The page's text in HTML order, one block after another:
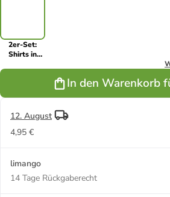
2er-Set:
Shirts in
In den Warenkorb
12. August
4,95 €
limango
14 Tage Rückgaberecht